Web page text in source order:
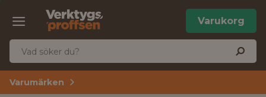
Varukorg
Varumärken